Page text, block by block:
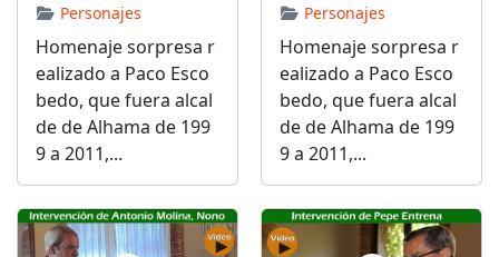
Personajes
Homenaje sorpresa r
ealizado a Paco Esco
bedo, que fuera alcal
de de Alhama de 199
9 a 2011,...
Personajes
Homenaje sorpresa r
ealizado a Paco Esco
bedo, que fuera alcal
de de Alhama de 199
9 a 2011,...